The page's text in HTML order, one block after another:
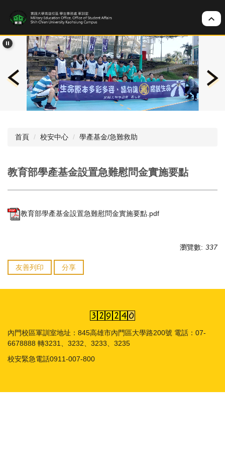
到
要
內
首頁 校安中心 學產基金/急難救助
教育部學產基金設置急難慰問金實施要點
教育部學產基金設置急難慰問金實施要點.pdf
瀏覽數: 337
友善列印 分享
內門校區軍訓室地址：845高雄市內門區大學路200號 電話：07-
6678888 轉3231、3232、3233、3235
校安緊急電話0911-007-800